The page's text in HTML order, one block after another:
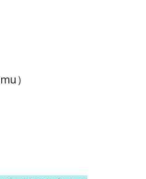
）